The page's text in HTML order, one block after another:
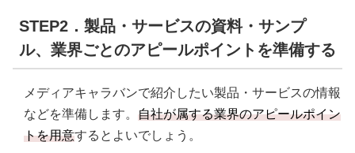
STEP2．製品・サービスの資料・サンプ
ル、業界ごとのアピールポイントを準備する
メディアキャラバンで紹介したい製品・サービスの情報
などを準備します。 自社が属する業界のアピールポイン
トを用意するとよいでしょう。